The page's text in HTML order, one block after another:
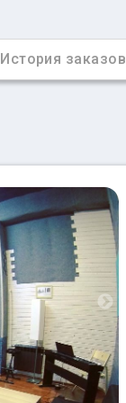
История заказов